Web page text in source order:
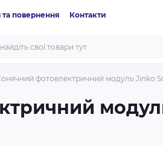
повернення Контакти
фотоелектричний модуль Jinko